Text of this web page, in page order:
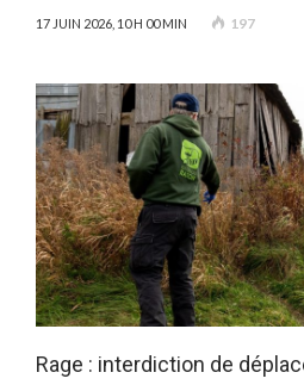
17 JUIN 2026, 10 H 00 MIN 197
Rage : interdiction de